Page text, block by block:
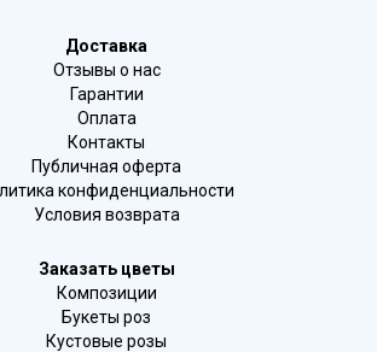
Доставка
Отзывы о нас
Гарантии
Оплата
Контакты
Публичная оферта
конфиденциальности
Условия возврата
Заказать цветы
Композиции
Букеты роз
Кустовые розы